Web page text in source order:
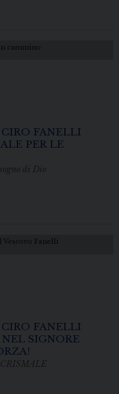
cammino
CIRO FANELLI
PER LE
di Dio
Vescovo Fanelli
CIRO FANELLI
SIGNORE